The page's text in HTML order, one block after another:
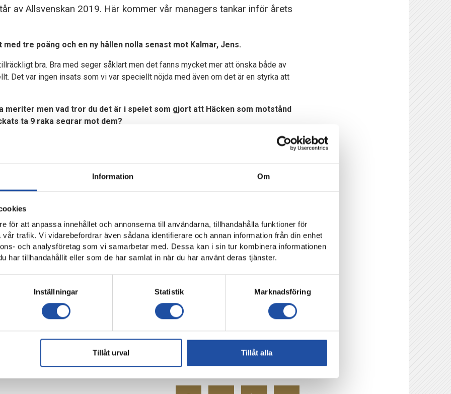
Information Om
för att anpassa innehållet och annonserna till användarna, tillhandahålla funktioner för
trafik. Vi vidarebefordrar även sådana identifierare och annan information från din enhet
och analysföretag som vi samarbetar med. Dessa kan i sin tur kombinera informationen
har tillhandahållit eller som de har samlat in när du har använt deras tjänster.
Inställningar Statistik Marknadsföring
Tillåt urval Tillåt alla
av Allsvenskan 2019. Här kommer vår managers tankar inför årets
tre poäng och en ny hållen nolla senast mot Kalmar, Jens.
bra. Bra med seger såklart men det fanns mycket mer att önska både av
Det var ingen insats som vi var speciellt nöjda med även om det är en styrka att
meriter men vad tror du det är i spelet som gjort att Häcken som motstånd
ta 9 raka segrar mot dem?
9 matcher har IFK Norrköping bytt ut stora delar av truppen både en, två och tre
för oss och våra supportrar att ha än något vi tittar på.
idag då?
vilket gör att det blir en kamp om bollinnehavet. En match där vi vill ha en
en bra balans mellan korta och långa anfall och att vi har ett försvarsspel där våra
extra på för att ta fram den där extra motivationen när det bara återstår
Holmberg spelade senast efter en tids frånvaro. Hur är läget i truppen idag?
vecka med en del frånfall. Som icke uttagningsbara idag har vi Kevin Alvarez,
Manasse Kusu och Maic Sema.